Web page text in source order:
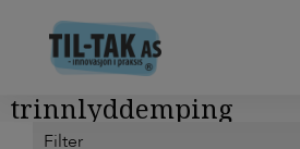
trinnlyddemping